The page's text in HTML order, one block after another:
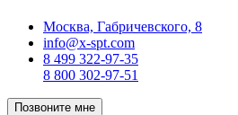
Москва, Габричевского, 8
info@x-spt.com
8 499 322-97-35
8 800 302-97-51
Позвоните мне